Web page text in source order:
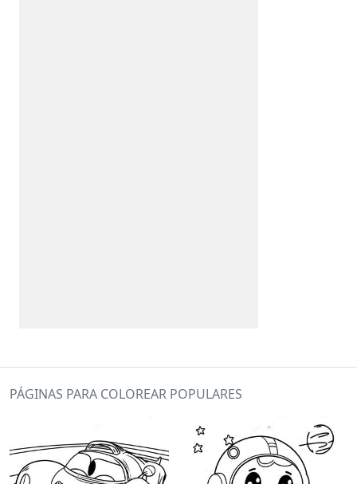
PÁGINAS PARA COLOREAR POPULARES